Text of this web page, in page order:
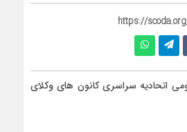
https://
اتحادیه سراسری کانون های وکلای